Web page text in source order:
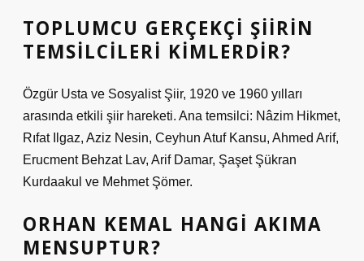
TOPLUMCU GERÇEKÇI ŞIIRIN
TEMSILCILERI KIMLERDIR?
Özgür Usta ve Sosyalist Şiir, 1920 ve 1960 yılları
arasında etkili şiir hareketi. Ana temsilci: Nâzim Hikmet,
Rıfat Ilgaz, Aziz Nesin, Ceyhun Atuf Kansu, Ahmed Arif,
Erucment Behzat Lav, Arif Damar, Şaşet Şükran
Kurdaakul ve Mehmet Şömer.
ORHAN KEMAL HANGI AKIMA
MENSUPTUR?